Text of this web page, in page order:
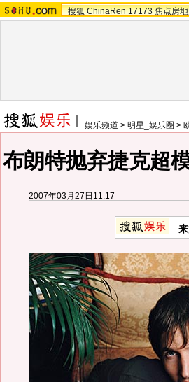
搜狐 ChinaRen 17173 焦点房
娱乐频道 > 明星_娱乐圈 >
布朗特抛弃捷克超
2007年03月27日11:17